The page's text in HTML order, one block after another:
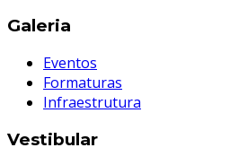
Galeria
Eventos
Formaturas
Infraestrutura
Vestibular